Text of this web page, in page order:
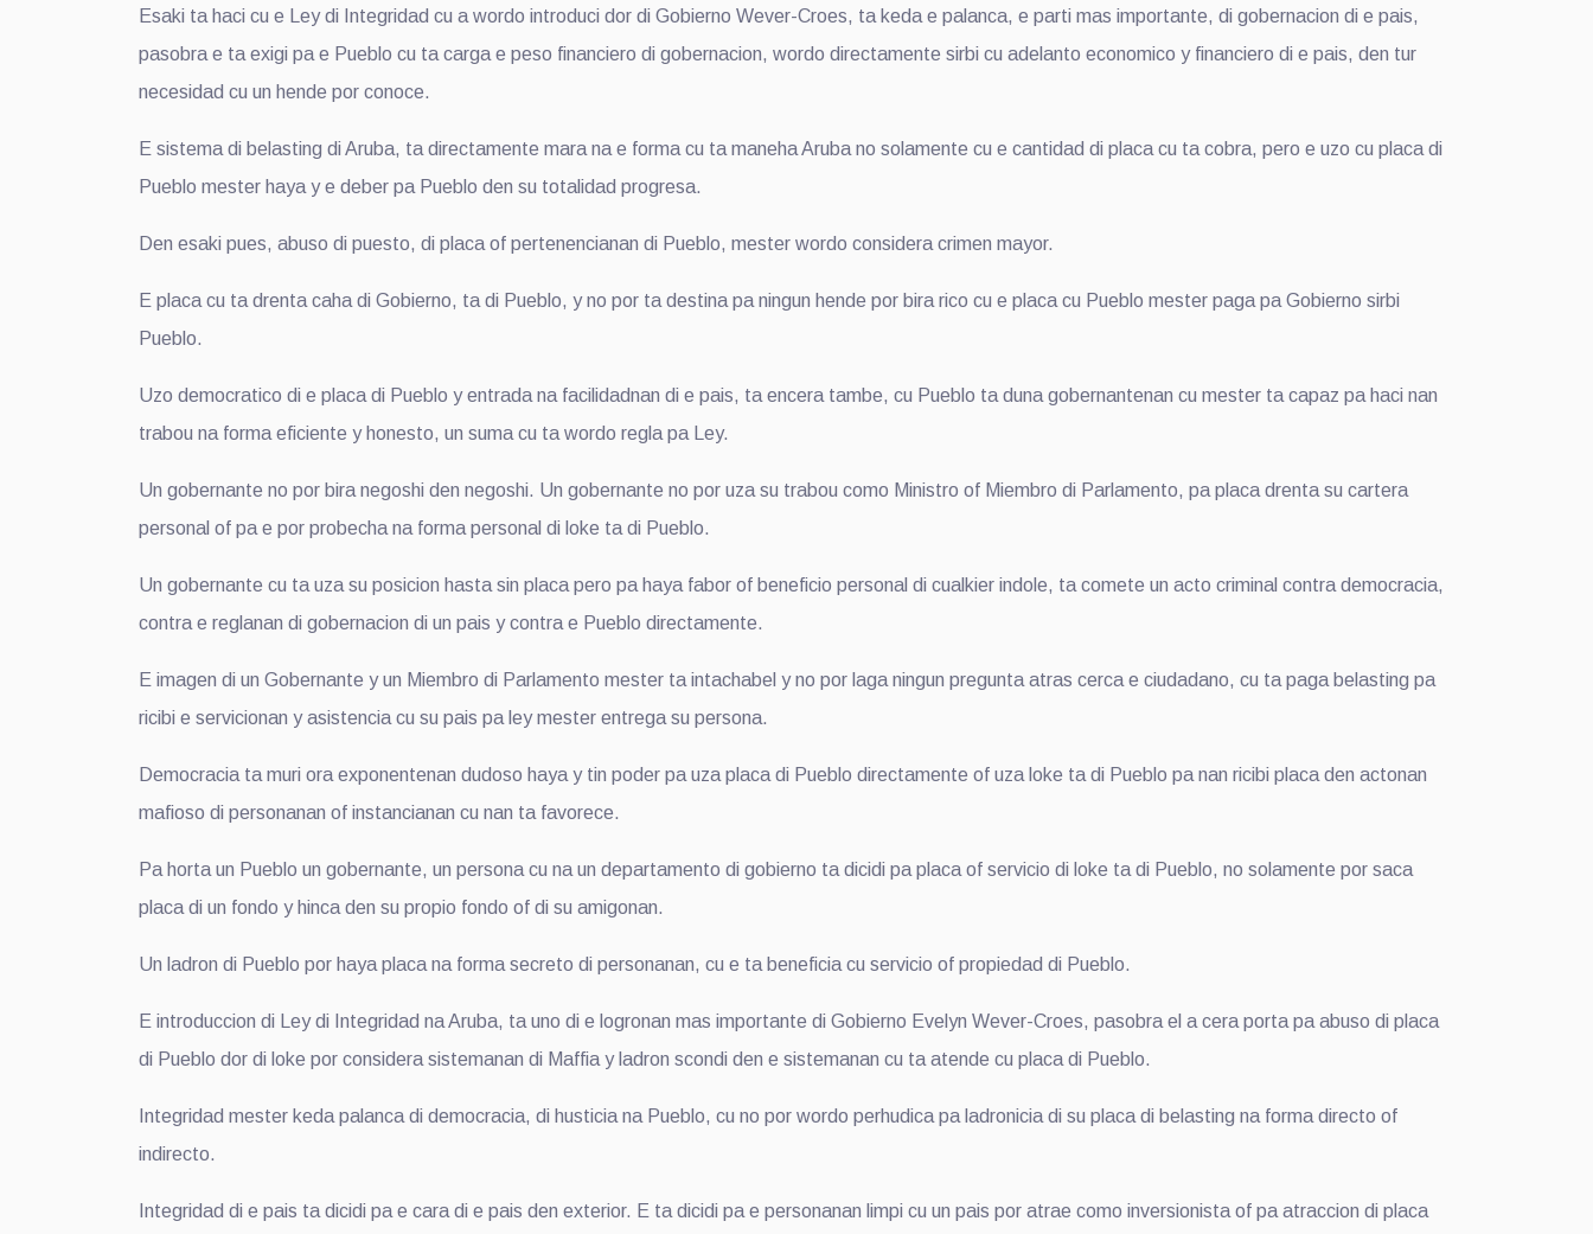
Esaki ta haci cu e Ley di Integridad cu a wordo introduci dor di Gobierno Wever-Croes, ta keda e palanca, e parti mas importante, di gobernacion di e pais,
pasobra e ta exigi pa e Pueblo cu ta carga e peso financiero di gobernacion, wordo directamente sirbi cu adelanto economico y financiero di e pais, den tur
necesidad cu un hende por conoce.
E sistema di belasting di Aruba, ta directamente mara na e forma cu ta maneha Aruba no solamente cu e cantidad di placa cu ta cobra, pero e uzo cu placa di
Pueblo mester haya y e deber pa Pueblo den su totalidad progresa.
Den esaki pues, abuso di puesto, di placa of pertenencianan di Pueblo, mester wordo considera crimen mayor.
E placa cu ta drenta caha di Gobierno, ta di Pueblo, y no por ta destina pa ningun hende por bira rico cu e placa cu Pueblo mester paga pa Gobierno sirbi
Pueblo.
Uzo democratico di e placa di Pueblo y entrada na facilidadnan di e pais, ta encera tambe, cu Pueblo ta duna gobernantenan cu mester ta capaz pa haci nan
trabou na forma eficiente y honesto, un suma cu ta wordo regla pa Ley.
Un gobernante no por bira negoshi den negoshi. Un gobernante no por uza su trabou como Ministro of Miembro di Parlamento, pa placa drenta su cartera
personal of pa e por probecha na forma personal di loke ta di Pueblo.
Un gobernante cu ta uza su posicion hasta sin placa pero pa haya fabor of beneficio personal di cualkier indole, ta comete un acto criminal contra democracia,
contra e reglanan di gobernacion di un pais y contra e Pueblo directamente.
E imagen di un Gobernante y un Miembro di Parlamento mester ta intachabel y no por laga ningun pregunta atras cerca e ciudadano, cu ta paga belasting pa
ricibi e servicionan y asistencia cu su pais pa ley mester entrega su persona.
Democracia ta muri ora exponentenan dudoso haya y tin poder pa uza placa di Pueblo directamente of uza loke ta di Pueblo pa nan ricibi placa den actonan
mafioso di personanan of instancianan cu nan ta favorece.
Pa horta un Pueblo un gobernante, un persona cu na un departamento di gobierno ta dicidi pa placa of servicio di loke ta di Pueblo, no solamente por saca
placa di un fondo y hinca den su propio fondo of di su amigonan.
Un ladron di Pueblo por haya placa na forma secreto di personanan, cu e ta beneficia cu servicio of propiedad di Pueblo.
E introduccion di Ley di Integridad na Aruba, ta uno di e logronan mas importante di Gobierno Evelyn Wever-Croes, pasobra el a cera porta pa abuso di placa
di Pueblo dor di loke por considera sistemanan di Maffia y ladron scondi den e sistemanan cu ta atende cu placa di Pueblo.
Integridad mester keda palanca di democracia, di husticia na Pueblo, cu no por wordo perhudica pa ladronicia di su placa di belasting na forma directo of
indirecto.
Integridad di e pais ta dicidi pa e cara di e pais den exterior. E ta dicidi pa e personanan limpi cu un pais por atrae como inversionista of pa atraccion di placa